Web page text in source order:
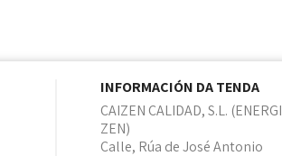
INFORMACIÓN DA TENDA
CAIZEN CALIDAD, S.L.
ZEN)
Calle, Rúa de José Antonio